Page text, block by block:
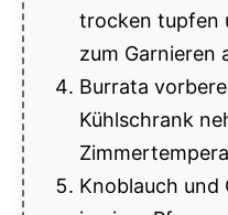
trocken tupfen
zum Garnieren
Burrata
Kühlschrank
Knoblauch und